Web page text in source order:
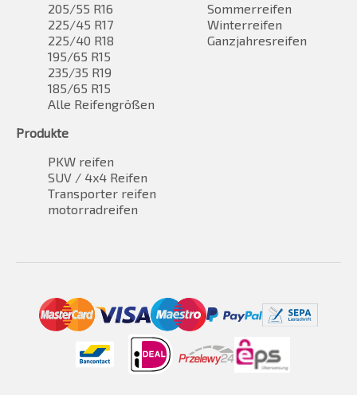
205/55 R16
225/45 R17
225/40 R18
195/65 R15
235/35 R19
185/65 R15
Alle Reifengrößen
Sommerreifen
Winterreifen
Ganzjahresreifen
Produkte
PKW reifen
SUV / 4x4 Reifen
Transporter reifen
motorradreifen